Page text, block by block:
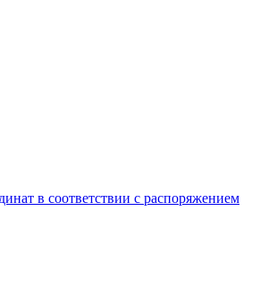
в соответствии с распоряжением